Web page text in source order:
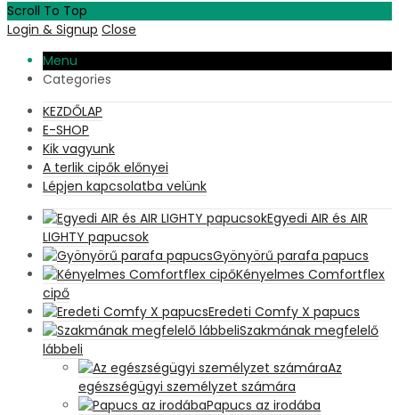
Scroll To Top
Login & Signup Close
Menu
Categories
KEZDŐLAP
E-SHOP
Kik vagyunk
A terlik cipők előnyei
Lépjen kapcsolatba velünk
Egyedi AIR és AIR
LIGHTY papucsok
Gyönyörű parafa papucs
Kényelmes Comfortflex
cipő
Eredeti Comfy X papucs
Szakmának megfelelő
lábbeli
Az
egészségügyi személyzet számára
Papucs az irodába